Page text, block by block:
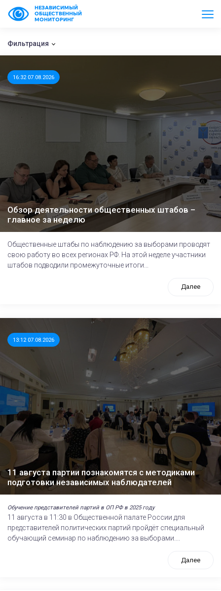
НЕЗАВИСИМЫЙ
ОБЩЕСТВЕННЫЙ
МОНИТОРИНГ
Фильтрация
16:32 07.08.2026
Обзор деятельности общественных штабов –
главное за неделю
Общественные штабы по наблюдению за выборами проводят
свою работу во всех регионах РФ. На этой неделе участники
штабов подводили промежуточные итоги...
Далее
13:12 07.08.2026
11 августа партии познакомятся с методиками
подготовки независимых наблюдателей
Обучение представителей партий в ОП РФ в 2025 году
11 августа в 11:30 в Общественной палате России для
представителей политических партий пройдёт специальный
обучающий семинар по наблюдению за выборами....
Далее